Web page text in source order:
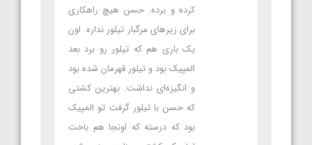
کرده و برده. حسن هیچ راهکاری
برای زیرهای مرگبار تیلور نداره. اون
یک باری هم که تیلور رو برد بعد
المپیک بود و تیلور قهرمان شده بود
و انگیزه‌ای نداشت. بهترین کشتی
که حسن با تیلور گرفت تو المپیک
بود که درسته که اونجا هم باخت